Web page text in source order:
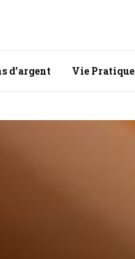
d’argent Vie Pratique